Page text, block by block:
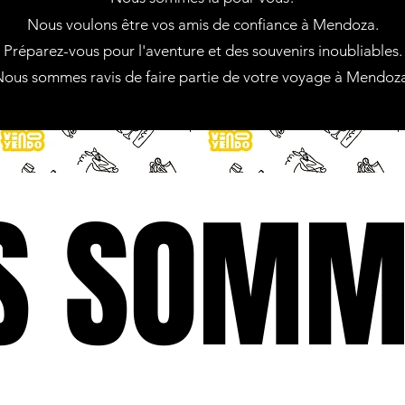
Nous voulons être vos amis de confiance à Mendoza.
Préparez-vous pour l'aventure et des souvenirs inoubliables.
sommes ravis de faire partie de votre voyage à